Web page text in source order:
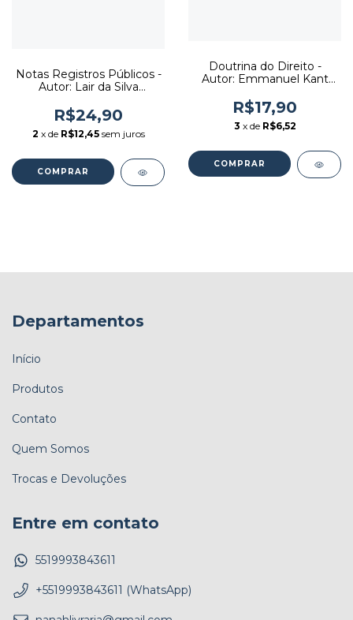
Notas Registros Públicos -
Autor: Lair da Silva
Regina Magalhães (2009)
[usado]
R$24,90
2 x de R$12,45 sem juros
Doutrina do Direito -
Autor: Emmanuel Kant
R$17,90
3 x de R$6,52
Departamentos
Início
Produtos
Contato
Quem Somos
Trocas e Devoluções
Entre em contato
5519993843611
+5519993843611 (WhatsApp)